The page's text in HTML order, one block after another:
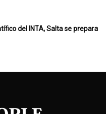
del INTA, Salta se prepara